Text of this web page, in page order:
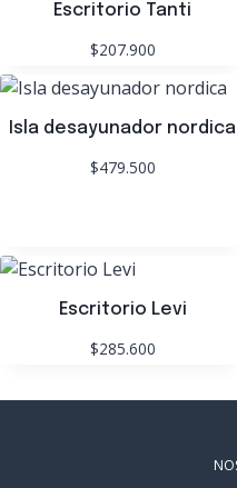
Escritorio Tanti
$207.900
Isla desayunador nordica
$479.500
Escritorio Levi
$285.600